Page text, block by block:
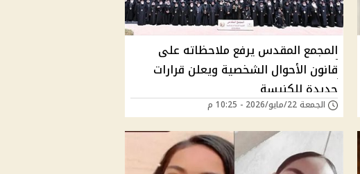
المجمع المقدس يرفع ملاحظاته على
قانون الأحوال الشخصية ويعلن قرارات
جديدة للكنيسة
الجمعة 22/مايو/2026 - 10:25 م